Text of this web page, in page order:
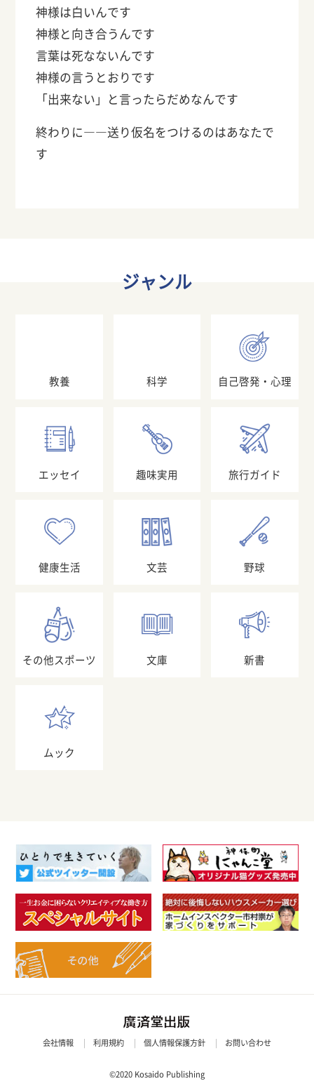
ジャンル
教養 科学 自己啓発・心理
エッセイ 趣味実用 旅行ガイド
健康生活 文芸 野球
その他スポーツ 文庫 新書
ムック
神様は白いんです
神様と向き合うんです
言葉は死なないんです
神様の言うとおりです
「出来ない」と言ったらだめなんです
終わりに――送り仮名をつけるのはあなたで
す
©2020 Kosaido Publishing
会社情報 利用規約 個人情報保護方針 お問い合わせ